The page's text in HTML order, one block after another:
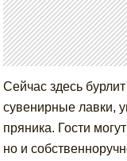
Сейчас здесь
сувенирные лавки,
пряника. Гости
но и